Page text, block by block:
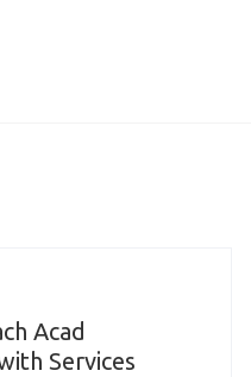
Acad
Services